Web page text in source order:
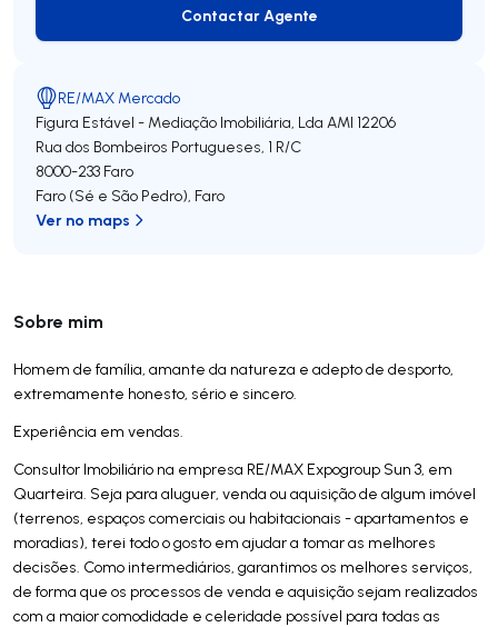
Sobre mim
Homem de família, amante da natureza e adepto de desporto,
extremamente honesto, sério e sincero.
Experiência em vendas.
Consultor Imobiliário na empresa RE/MAX Expogroup Sun 3, em
Quarteira. Seja para aluguer, venda ou aquisição de algum imóvel
(terrenos, espaços comerciais ou habitacionais - apartamentos e
moradias), terei todo o gosto em ajudar a tomar as melhores
decisões. Como intermediários, garantimos os melhores serviços,
de forma que os processos de venda e aquisição sejam realizados
com a maior comodidade e celeridade possível para todas as
Contactar Agente
Contactar Agente
RE/MAX Mercado
Figura Estável - Mediação Imobiliária, Lda AMI 12206
Rua dos Bombeiros Portugueses, 1 R/C
8000-233 Faro
Faro (Sé e São Pedro), Faro
Ver no maps